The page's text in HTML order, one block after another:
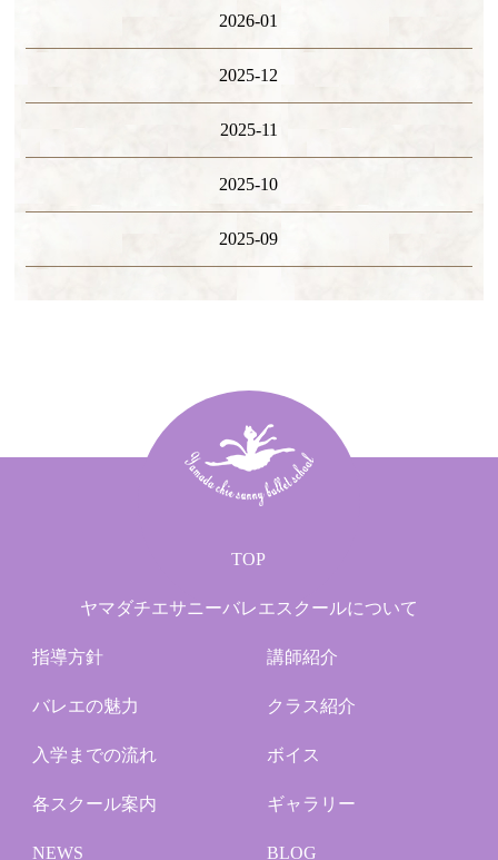
2026-01
2025-12
2025-11
2025-10
2025-09
TOP
ヤマダチエサニーバレエスクールについて
指導方針 講師紹介
バレエの魅力 クラス紹介
入学までの流れ ボイス
各スクール案内 ギャラリー
NEWS BLOG